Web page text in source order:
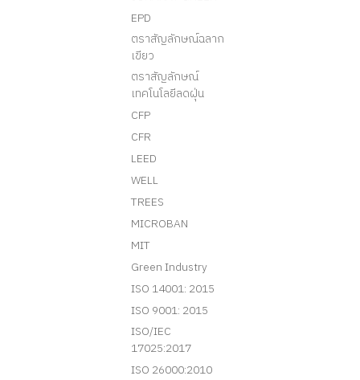
EPD
ตราสัญลักษณ์ฉลาก
เขียว
ตราสัญลักษณ์
เทคโนโลยีลดฝุ่น
CFP
CFR
LEED
WELL
TREES
MICROBAN
MIT
Green Industry
ISO 14001: 2015
ISO 9001: 2015
ISO/IEC
17025:2017
ISO 26000:2010